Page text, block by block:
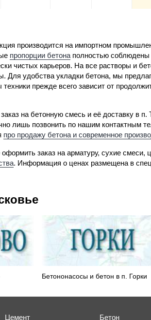
производится на импортном
пропорции бетона полностью
чистых карьеров. На все растворы и
Для удобства укладки бетона, мы
прежде всего зависит от
на бетонную смесь и её доставку в п.
лишь позвонить по нашим контактным
про продажу бетона и современное
заказ на арматуру, сухие смеси,
. Информация о ценах размещена в
Бетононасосы и бетон в п. Горки
Цемент Бетон